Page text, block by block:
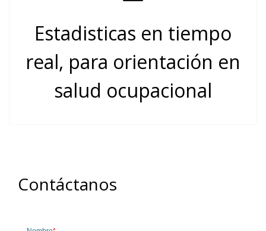
Estadisticas en tiempo
real, para orientación en
salud ocupacional
Contáctanos